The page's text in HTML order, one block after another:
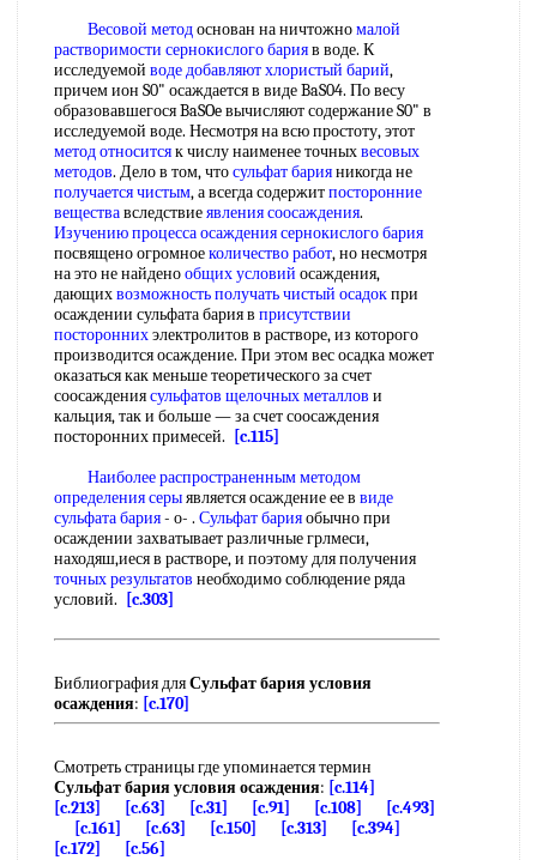
Весовой методоснован на ничтожномалой
растворимости сернокислого барияв воде. К
исследуемой воде добавляютхлористый барий,
причем ион S0" осаждается в виде BaS04. По весу
образовавшегося BaSOe вычисляют содержание S0" в
исследуемой воде. Несмотря на всю простоту, этот
метод относитсяк числу наименее точныхвесовых
методов. Дело в том, чтосульфат барияникогда не
получается чистым, а всегда содержитпосторонние
веществавследствиеявления соосаждения.
Изучению процессаосаждения сернокислого бария
посвящено огромноеколичество работ, но несмотря
на это не найденообщих условий осаждения,
дающихвозможность получатьчистый осадокпри
осаждении сульфата бария в присутствии
постороннихэлектролитов в растворе, из которого
производится осаждение. При этом вес осадка может
оказаться как меньше теоретического за счет
соосаждениясульфатов щелочных металлов и
кальция, так и больше — за счет соосаждения
посторонних примесей.
[c.115]
Наиболее распространеннымметодом
определения серыявляется осаждение ее в виде
сульфата бария- о- . Сульфат барияобычно при
осаждении захватывает различные грлмеси,
находяш,иеся в растворе, и поэтому для получения
точных результатов необходимо соблюдение ряда
условий.
[c.303]
Библиография дляСульфат бария условия
осаждения: [c.170]
Смотреть страницы где упоминается термин
Сульфат бария условия осаждения: [c.114]
[c.213]
[c.63] [c.31] [c.91] [c.108]
[c.493]
[c.161]
[c.63] [c.150] [c.313]
[c.394]
[c.172]
[c.56]